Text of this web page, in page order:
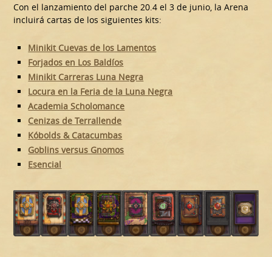
Con el lanzamiento del parche 20.4 el 3 de junio, la Arena
incluirá cartas de los siguientes kits:
Minikit Cuevas de los Lamentos
Forjados en Los Baldíos
Minikit Carreras Luna Negra
Locura en la Feria de la Luna Negra
Academia Scholomance
Cenizas de Terrallende
Kóbolds & Catacumbas
Goblins versus Gnomos
Esencial